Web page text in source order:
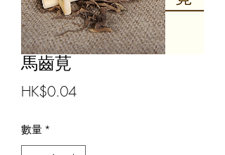
馬齒莧
HK$0.04價
數量 *